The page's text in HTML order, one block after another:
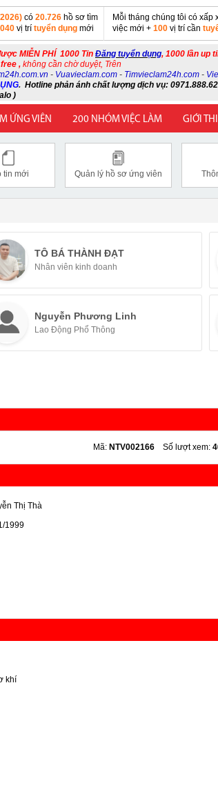
có 20.726 hồ sơ tìm
vị trí tuyển dụng mới
Mỗi tháng chúng tôi có xấp
việc mới + 100 vị trí cần
MIỄN PHÍ 1000 Tin Đăng tuyển dụng, 1000 lần up
free , không cần chờ duyệt, Trên
- Vuavieclam.com - Timvieclam24h.com -
. Hotline phản ánh chất lượng dịch vụ:
)
ỨNG VIÊN 200 NHÓM VIỆC LÀM GIỚI
tin mới Quản lý hồ sơ ứng viên
TÔ BÁ THÀNH ĐẠT
Nhân viên kinh doanh
Nguyễn Phương Linh
Lao Động Phổ Thông
Mã: NTV002166 Số lượt xem:
Thị Thà
1999
khí